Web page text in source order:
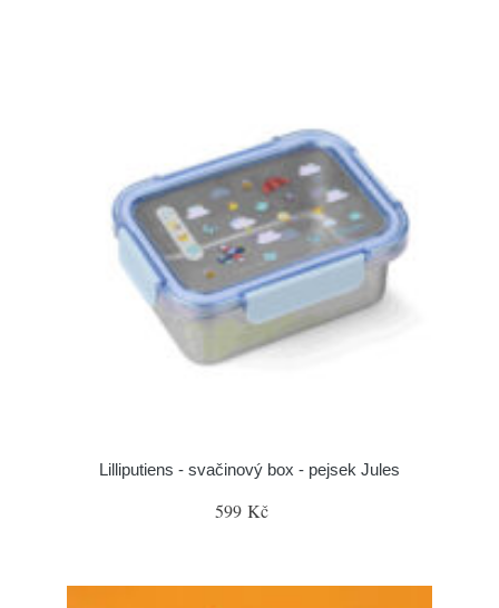
Lilliputiens - svačinový box - pejsek Jules
599 Kč